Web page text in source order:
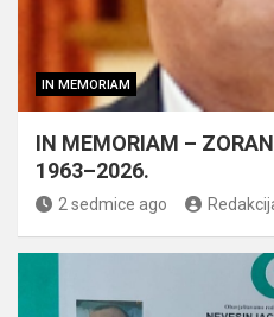
IN MEMORIAM
IN MEMORIAM –
1963–2026.
2 sedmice ago